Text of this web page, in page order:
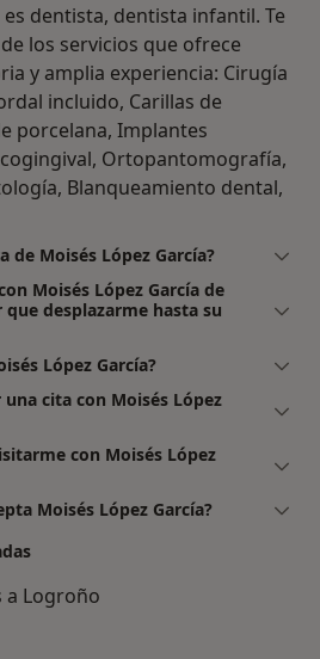
dentista, dentista infantil. Te
los servicios que ofrece
y amplia experiencia: Cirugía
incluido, Carillas de
porcelana, Implantes
Ortopantomografía,
Blanqueamiento dental,
de Moisés López García?
Moisés López García de
desplazarme hasta su
López García?
cita con Moisés López
con Moisés López
Moisés López García?
a Logroño